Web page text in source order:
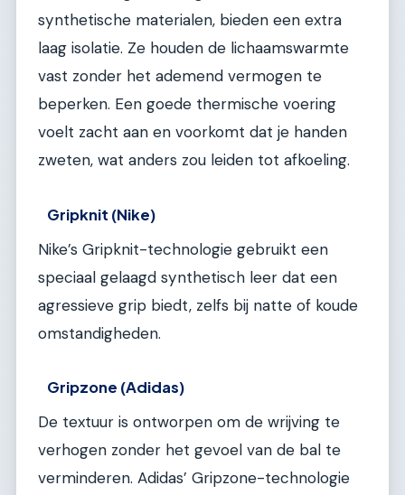
synthetische materialen, bieden een extra
laag isolatie. Ze houden de lichaamswarmte
vast zonder het ademend vermogen te
beperken. Een goede thermische voering
voelt zacht aan en voorkomt dat je handen
zweten, wat anders zou leiden tot afkoeling.
Gripknit (Nike)
Nike’s Gripknit-technologie gebruikt een
speciaal gelaagd synthetisch leer dat een
agressieve grip biedt, zelfs bij natte of koude
omstandigheden.
Gripzone (Adidas)
De textuur is ontworpen om de wrijving te
verhogen zonder het gevoel van de bal te
verminderen. Adidas’ Gripzone-technologie